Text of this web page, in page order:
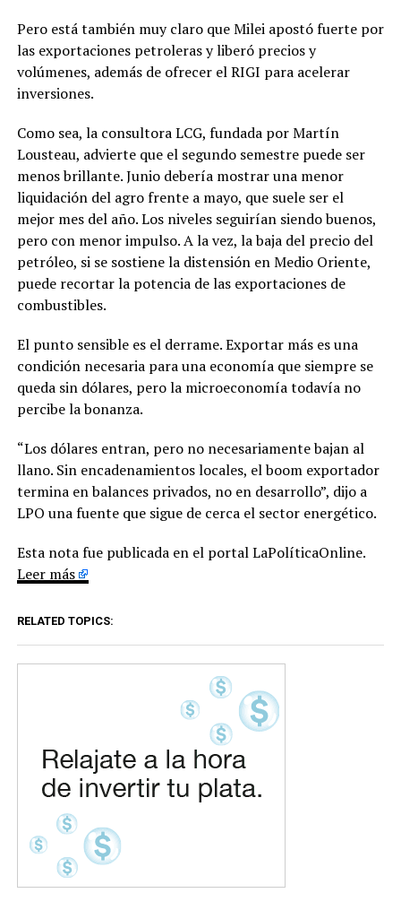
Pero está también muy claro que Milei apostó fuerte por
las exportaciones petroleras y liberó precios y
volúmenes, además de ofrecer el RIGI para acelerar
inversiones.
Como sea, la consultora LCG, fundada por Martín
Lousteau, advierte que el segundo semestre puede ser
menos brillante. Junio debería mostrar una menor
liquidación del agro frente a mayo, que suele ser el
mejor mes del año. Los niveles seguirían siendo buenos,
pero con menor impulso. A la vez, la baja del precio del
petróleo, si se sostiene la distensión en Medio Oriente,
puede recortar la potencia de las exportaciones de
combustibles.
El punto sensible es el derrame. Exportar más es una
condición necesaria para una economía que siempre se
queda sin dólares, pero la microeconomía todavía no
percibe la bonanza.
“Los dólares entran, pero no necesariamente bajan al
llano. Sin encadenamientos locales, el boom exportador
termina en balances privados, no en desarrollo”, dijo a
LPO una fuente que sigue de cerca el sector energético.
Esta nota fue publicada en el portal LaPolíticaOnline.
Leer más
RELATED TOPICS: